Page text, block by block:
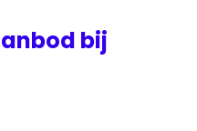
bij